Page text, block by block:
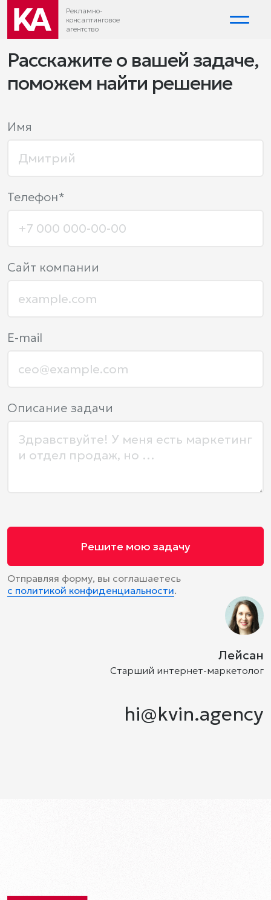
Рекламно-
консалтинговое
агентство
Расскажите о вашей задаче,
поможем найти решение
Описание задачи
Имя
Телефон*
Сайт компании
E-mail
Решите мою задачу
Отправляя форму, вы соглашаетесь
с политикой конфиденциальности.
Лейсан
Старший интернет-маркетолог
hi@kvin.agency